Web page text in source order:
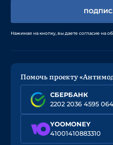
Нажимая на кнопку, вы даете согласие на
Помочь проекту
СБЕРБАНК
2202 2036 4595
YOOMONEY
41001410883310